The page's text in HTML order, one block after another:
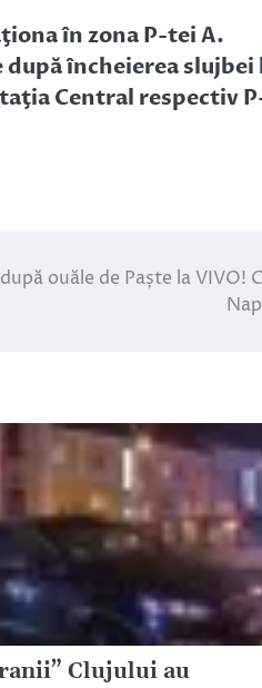
în zona P-tei A.
după încheierea slujbei
Central respectiv
ouăle de Paște la VIVO!
Clujului au